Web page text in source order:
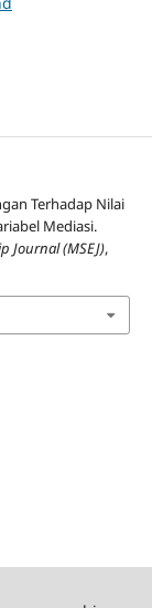
Terhadap Nilai
Mediasi.
Journal (MSEJ),